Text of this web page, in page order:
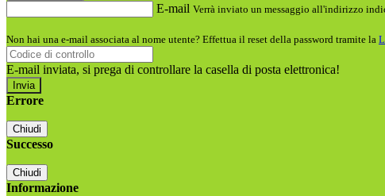
E-mail Verrà inviato un messaggio all'indirizzo
Non hai una e-mail associata al nome utente? Effettua il reset della password tramite la
E-mail inviata, si prega di controllare la casella di posta elettronica!
Errore
Chiudi
Successo
Chiudi
Informazione